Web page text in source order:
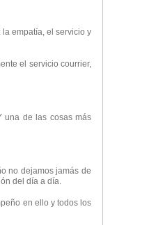
empatía, el servicio y
el servicio courrier,
una de las cosas más
no dejamos jamás de
del día a día.
en ello y todos los